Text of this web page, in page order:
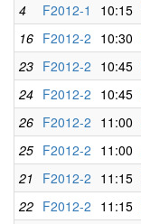
4
F2012-1 10:15
16 F2012-2 10:30
23 F2012-2 10:45
24 F2012-2 10:45
26 F2012-2 11:00
25 F2012-2 11:00
21 F2012-2 11:15
22 F2012-2 11:15